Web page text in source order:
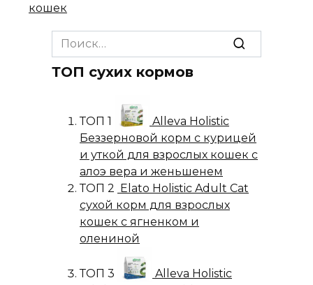
Search
for:
ТОП сухих кормов
ТОП 1
Alleva Holistic
Беззерновой корм с курицей
и уткой для взрослых кошек с
алоэ вера и женьшенем
ТОП 2 Elato Holistic Adult Cat
сухой корм для взрослых
кошек с ягненком и
олениной
ТОП 3
Alleva Holistic